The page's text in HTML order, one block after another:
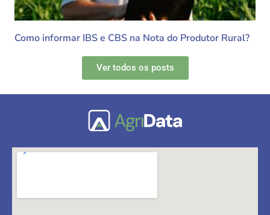
Como informar IBS e CBS na Nota do Produtor Rural?
Ver todos os posts